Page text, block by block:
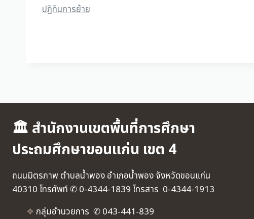
ปฏิทินการย้าย
🏛 สำนักงานเขตพื้นที่การศึกษา
ประถมศึกษาขอนแก่น เขต 4
ถนนมิตรภาพ ตำบลน้ำพอง อำเภอน้ำพอง จังหวัดขอนแก่น
40310 โทรศัพท์ ✆ 0-4344-1839 โทรสาร 0-4344-1913
❖ กลุ่มอำนวยการ ✆ 043-441-839